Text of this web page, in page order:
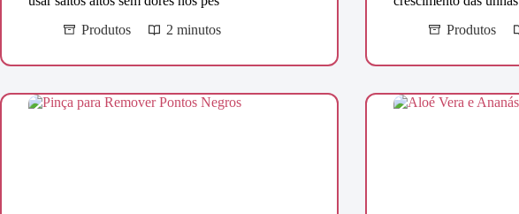
Produtos
2 minutos
Produtos